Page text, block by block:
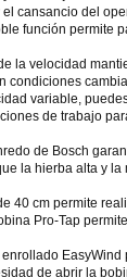
cansancio del
función permite
la velocidad
condiciones
variable,
de trabajo
de Bosch
la hierba alta y
40 cm permite
Pro-Tap
de abrir la